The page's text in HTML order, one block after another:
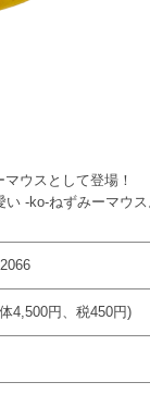
ウスとして登場！
い -ko-ねずみーマウ
4,500円、税450円)